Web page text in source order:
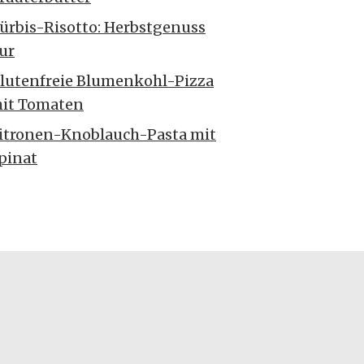
Risotto: Herbstgenuss
Blumenkohl-Pizza
Tomaten
Knoblauch-Pasta mit